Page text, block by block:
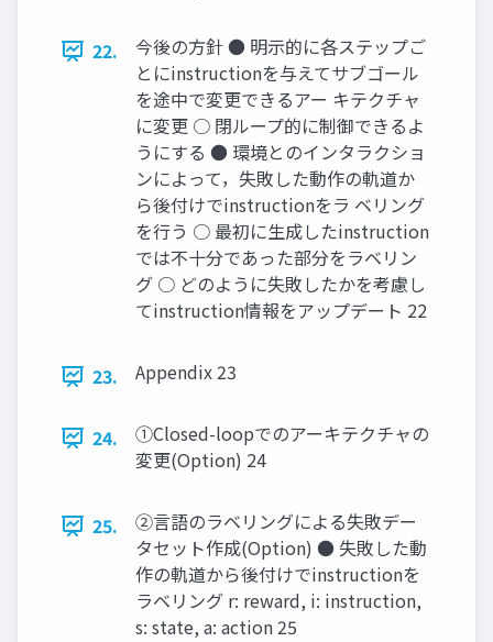
22.
今後の方針 ● 明示的に各ステップご
とにinstructionを与えてサブゴール
を途中で変更できるアー キテクチャ
に変更 ○ 閉ループ的に制御できるよ
うにする ● 環境とのインタラクショ
ンによって，失敗した動作の軌道か
ら後付けでinstructionをラ ベリング
を行う ○ 最初に生成したinstruction
では不十分であった部分をラベリン
グ ○ どのように失敗したかを考慮し
てinstruction情報をアップデート 22
23. Appendix 23
24.
①Closed-loopでのアーキテクチャの
変更(Option) 24
25.
②言語のラベリングによる失敗デー
タセット作成(Option) ● 失敗した動
作の軌道から後付けでinstructionを
ラベリング r: reward, i: instruction,
s: state, a: action 25